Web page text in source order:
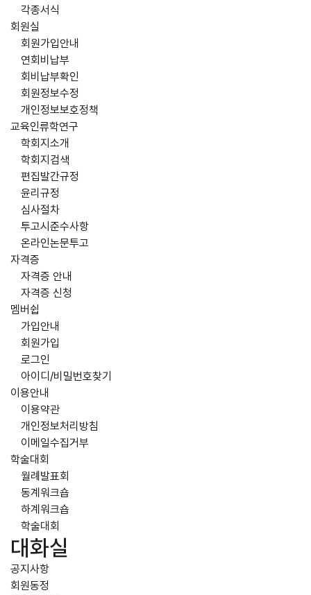
각종서식
회원실
회원가입안내
연회비납부
회비납부확인
회원정보수정
개인정보보호정책
교육인류학연구
학회지소개
학회지검색
편집발간규정
윤리규정
심사절차
투고시준수사항
온라인논문투고
자격증
자격증 안내
자격증 신청
멤버쉽
가입안내
회원가입
로그인
아이디/비밀번호찾기
이용안내
이용약관
개인정보처리방침
이메일수집거부
학술대회
월례발표회
동계워크숍
하계워크숍
학술대회
대화실
공지사항
회원동정